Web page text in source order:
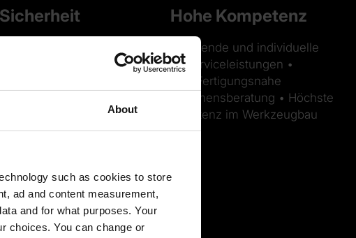
About
such as cookies to store
ad and content measurement,
and for what purposes. Your
choices. You can change or
Aggregaten
Hohe Kompetenz
Umfassende und individuelle
Serviceleistungen •
Fertigungsnahe
Unternehmensberatung • Höchste
Kompetenz im Werkzeugbau